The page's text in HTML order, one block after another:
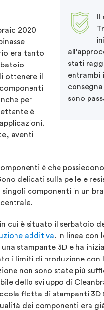
2020
era tanto
ottenere il
per
è
aventi
stati
entrambi
sono
è che
delicati sulla pelle e
componenti in un
cui è situato il serbatoio
additiva. In linea con
stampante 3D e ha
i limiti di produzione con
non sono state più
dello sviluppo di
flotta di stampanti 3D
dei componenti era